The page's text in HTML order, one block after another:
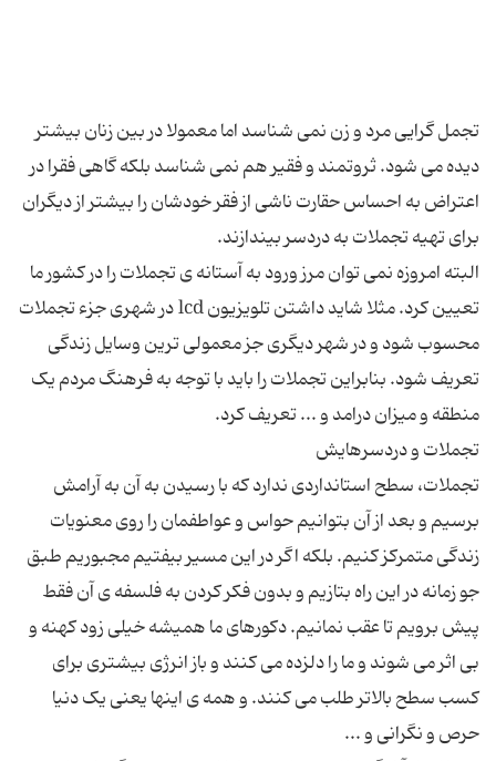
تجمل گرایی مرد و زن نمی شناسد اما معمولا در بین زنان بیشتر
دیده می شود. ثروتمند و فقیر هم نمی شناسد بلکه گاهی فقرا در
اعتراض به احساس حقارت ناشی از فقر خودشان را بیشتر از دیگران
البته امروزه نمی توان مرز ورود به آستانه ی تجملات را در کشور ما
تعیین کرد. مثلا شاید داشتن تلویزیون lcd در شهری جزء تجملات
محسوب شود و در شهر دیگری جز معمولی ترین وسایل زندگی
تعریف شود. بنابراین تجملات را باید با توجه به فرهنگ مردم یک
تجملات، سطح استانداردی ندارد که با رسیدن به آن به آرامش
برسیم و بعد از آن بتوانیم حواس و عواطفمان را روی معنویات
زندگی متمرکز کنیم. بلکه اگر در این مسیر بیفتیم مجبوریم طبق
جو زمانه در این راه بتازیم و بدون فکر کردن به فلسفه ی آن فقط
پیش برویم تا عقب نمانیم. دکورهای ما همیشه خیلی زود کهنه و
بی اثر می شوند و ما را دلزده می کنند و باز انرژی بیشتری برای
کسب سطح بالاتر طلب می کنند. و همه ی اینها یعنی یک دنیا